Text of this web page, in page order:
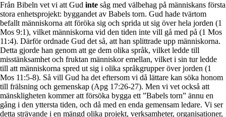
Från Bibeln vet vi att Gud inte såg med välbehag på människans första
stora enhetsprojekt: byggandet av Babels torn. Gud hade tvärtom
befallt människorna att föröka sig och sprida ut sig över hela jorden (1
Mos 9:1), vilket människorna vid den tiden inte vill gå med på (1 Mos
11:4). Därför ordnade Gud det så, att han splittrade upp människorna.
Detta gjorde han genom att ge dem olika språk, vilket ledde till
misstänksamhet och fruktan människor emellan, vilket i sin tur ledde
till att människorna spred ut sig i olika språkgrupper över jorden (1
Mos 11:5-8). Så vill Gud ha det eftersom vi då lättare kan söka honom
till frälsning och gemenskap (Apg 17:26-27). Men vi vet också att
mänskligheten kommer att försöka bygga ett ”Babels torn” ännu en
gång i den yttersta tiden, och då med en enda gemensam ledare. Vi ser
detta strävande i en mängd olika projekt, verksamheter, organisationer,